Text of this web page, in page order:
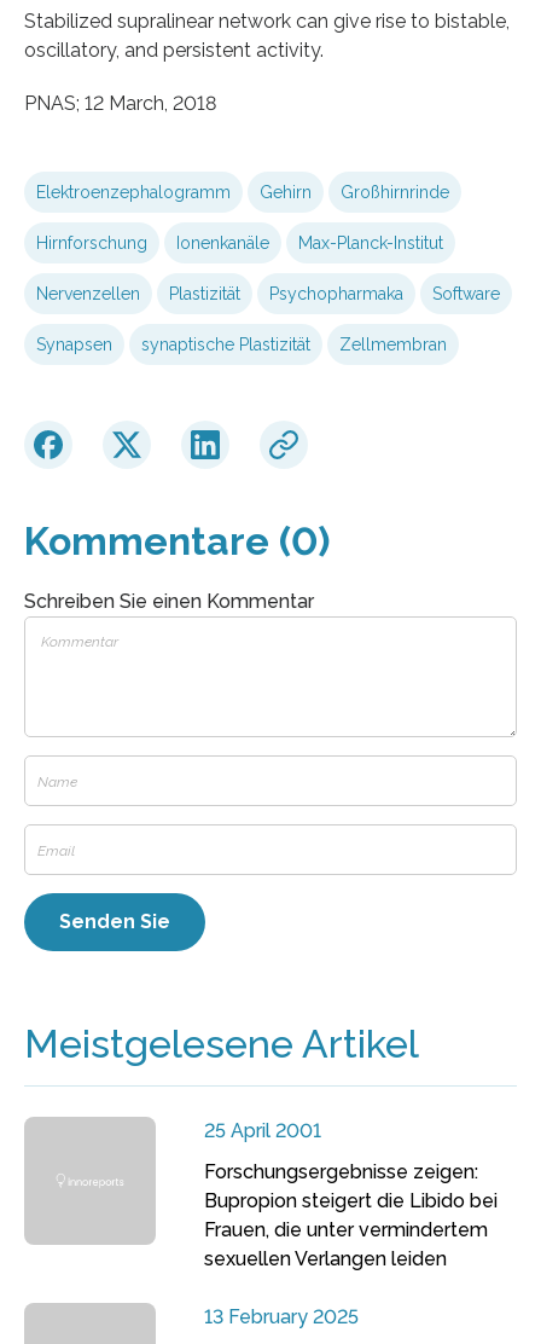
Stabilized supralinear network can give rise to bistable,
oscillatory, and persistent activity.
PNAS; 12 March, 2018
Elektroenzephalogramm Gehirn Großhirnrinde
Hirnforschung Ionenkanäle Max-Planck-Institut
Nervenzellen Plastizität Psychopharmaka Software
Synapsen synaptische Plastizität Zellmembran
Kommentare (0)
Schreiben Sie einen Kommentar
Meistgelesene Artikel
25 April 2001
Forschungsergebnisse zeigen:
Bupropion steigert die Libido bei
Frauen, die unter vermindertem
sexuellen Verlangen leiden
13 February 2025